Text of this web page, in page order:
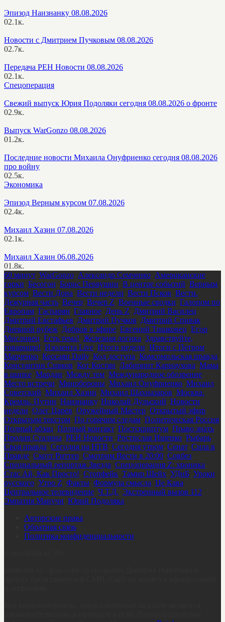
Эпизод Наизнанку 08.08.2026
02.1к.
Новости с Дмитрием Пучковым 08.08.2026
02.7к.
Передача РЕН Новости 08.08.2026
02.1к.
Спецоперация
Свежий выпуск Юрия Подоляки сегодня 08.08.2026 о фронте
02.9к.
Выпуск WarGonzo 08.08.2026
01.2к.
Последние новости Михаила Онуфриенко сегодня 08.08.2026
про войну
02.5к.
Экономика
Эпизод Верным курсом 07.08.2026
02.4к.
Михаил Хазин 07.08.2026
02.1к.
Михаил Хазин 06.08.2026
01.8к.
60 минут, WarGonzo Александр Семченко Американские
горки Бесогон Борис Первушин В центре событий Верным
курсом Вести Дона Вести недели Вести Псков Вести.
Дежурная часть Вечер Вечер Z Военные сводки Галопом по
Европам Гаспарян Главное День Z Дмитрий Василец
Дмитрий Евстафьев Дмитрий Пучков Дмитрий Спивак
Дневной рубеж Добров в эфире Евгений Тишковец Егор
Мисливец Есть тема! Железная логика Здравствуйте,
товарищи! Изолента Live Итоги недели Итоги с Петром
Марченко Кеосаян Daily, Код доступа Комсомольская правда
Константин Сивков Кот Костян Лабиринт Карнаухова Мама
в шапке Мардан Между тем Международное обозрение
Место встречи Минобороны Михаил Онуфриенко Михаил
Советский Михаил Хазин Михаил Шахназаров Москва.
Кремль. Путин Наизнанку, Николай Дульский Новости
недели Олег Царёв Оружейный Мастер Открытый эфир
Открытым текстом По горячим следам Политическая Россия
Полный абзац Полный контакт, Постскриптум Право знать
Пролив Сталина РЕН Новости Ростислав Ищенко Рыбарь
Своя правда Сегодня на НТВ Сегодня утром Сенат, Сила в
Правде Скотт Риттер Смотрим Вести в 20:00 Совбез
Специальный репортаж Звезда Спецоперация Z: хроника
Стас Ай, Как Просто! Стопфейк Тамир Шейх УДнБ Уроки
русского Утро Z Факты Формула смысла Це Кава
Центральное телевидение Ч.Т.Д. Экстренный вызов 112
Эмпатия Манучи Юрий Подоляка
Авторские права
Обратная связь
Политика конфиденциальности